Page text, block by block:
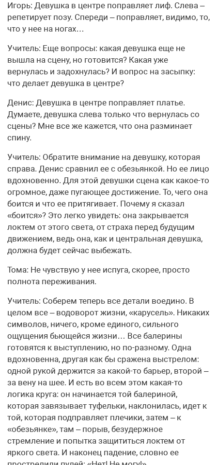
Игорь: Девушка в центре поправляет лиф. Слева –
репетирует позу. Спереди – поправляет, видимо, то,
что у нее на ногах…
Учитель: Еще вопросы: какая девушка еще не
вышла на сцену, но готовится? Какая уже
вернулась и задохнулась? И вопрос на засыпку:
что делает девушка в центре?
Денис: Девушка в центре поправляет платье.
Думаете, девушка слева только что вернулась со
сцены? Мне все же кажется, что она разминает
спину.
Учитель: Обратите внимание на девушку, которая
справа. Денис сравнил ее с обезьянкой. Но ее лицо
вдохновенно. Для этой девушки сцена как какое-то
огромное, даже пугающее достижение. То, чего она
боится и что ее притягивает. Почему я сказал
«боится»? Это легко увидеть: она закрывается
локтем от этого света, от страха перед будущим
движением, ведь она, как и центральная девушка,
должна будет сейчас выбежать.
Тома: Не чувствую у нее испуга, скорее, просто
полнота переживания.
Учитель: Соберем теперь все детали воедино. В
целом все – водоворот жизни, «карусель». Никаких
символов, ничего, кроме единого, сильного
ощущения бьющейся жизни… Все балерины
готовятся к выступлению, но по-разному. Одна
вдохновенна, другая как бы сражена выстрелом:
одной рукой держится за какой-то барьер, второй –
за вену на шее. И есть во всем этом какая-то
логика круга: он начинается той балериной,
которая завязывает туфельки, наклонилась, идет к
той, которая подправляет плечики, затем – к
«обезьянке», там – порыв, безудержное
стремление и попытка защититься локтем от
яркого света. И наконец падение, словно ее